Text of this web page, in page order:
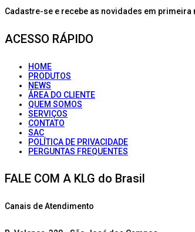
Cadastre-se e recebe as novidades em primeira
ACESSO RÁPIDO
HOME
PRODUTOS
NEWS
ÁREA DO CLIENTE
QUEM SOMOS
SERVIÇOS
CONTATO
SAC
POLÍTICA DE PRIVACIDADE
PERGUNTAS FREQUENTES
FALE COM A KLG do Brasil
Canais de Atendimento